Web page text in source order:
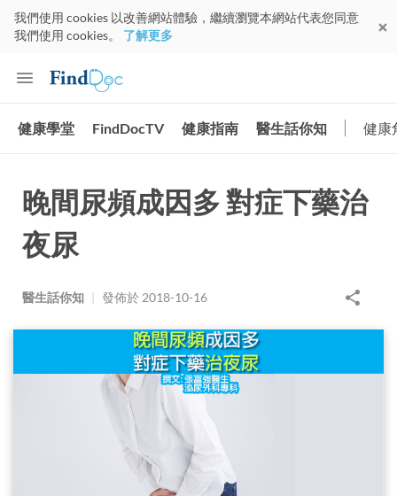
我們使用 cookies 以改善網站體驗，繼續瀏覽本網站代表您同意
我們使用 cookies。 了解更多
健康學堂 FindDocTV 健康指南 醫生話你知 健康
晚間尿頻成因多 對症下藥治
夜尿
醫生話你知 | 發佈於 2018-10-16